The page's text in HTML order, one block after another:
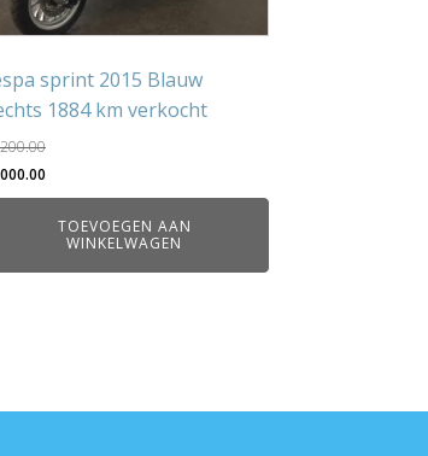
sprint 2015 Blauw
1884 km verkocht
prijs
is:TOEVOEGEN AAN
WINKELWAGEN